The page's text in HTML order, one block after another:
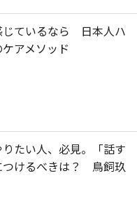
じているなら 日本人ハ
アメソッド
たい人、必見。「話す
つけるべきは？ 鳥飼玖